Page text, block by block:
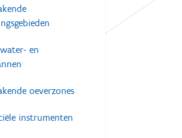
en
oeverzones
instrumenten